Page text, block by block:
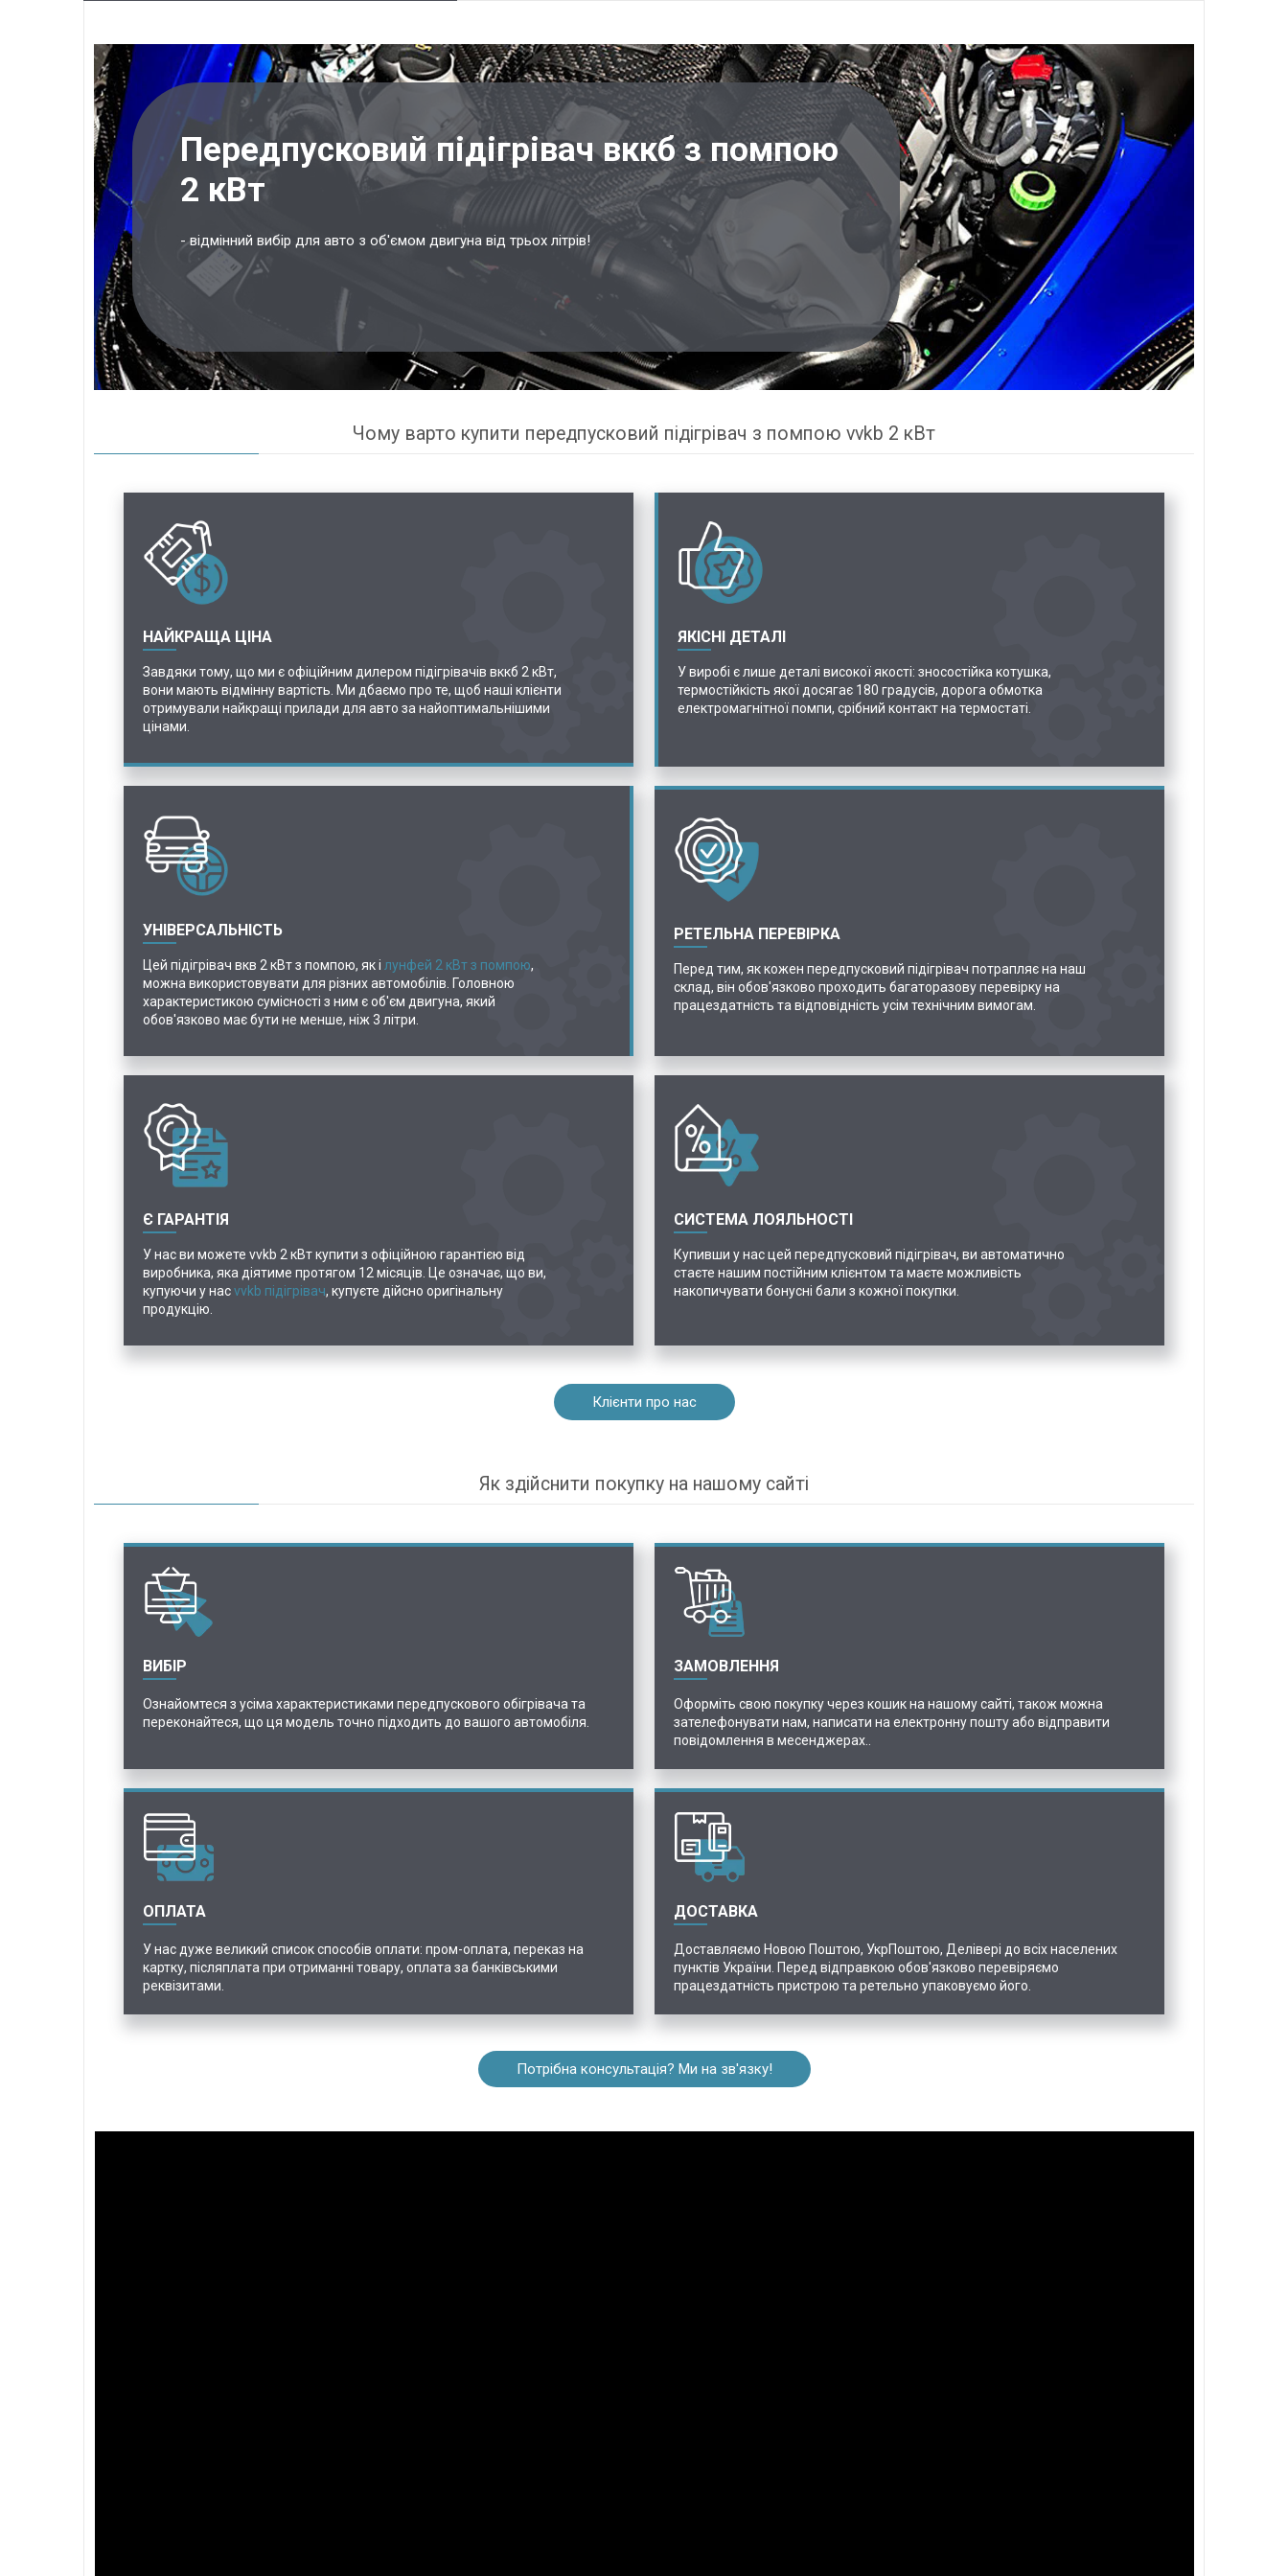
Передпусковий підігрівач вккб з помпою
2 кВт
- відмінний вибір для авто з об'ємом двигуна від трьох літрів!
Чому варто купити передпусковий підігрівач з помпою vvkb 2 кВт
НАЙКРАЩА ЦІНА
Завдяки тому, що ми є офіційним дилером підігрівачів вккб 2 кВт,
вони мають відмінну вартість. Ми дбаємо про те, щоб наші клієнти
отримували найкращі прилади для авто за найоптимальнішими
цінами.
ЯКІСНІ ДЕТАЛІ
У виробі є лише деталі високої якості: зносостійка котушка,
термостійкість якої досягає 180 градусів, дорога обмотка
електромагнітної помпи, срібний контакт на термостаті.
УНІВЕРСАЛЬНІСТЬ
Цей підігрівач вкв 2 кВт з помпою, як ілунфей 2 кВт з помпою,
можна використовувати для різних автомобілів. Головною
характеристикою сумісності з ним є об'єм двигуна, який
обов'язково має бути не менше, ніж 3 літри.
РЕТЕЛЬНА ПЕРЕВІРКА
Перед тим, як кожен передпусковий підігрівач потрапляє на наш
склад, він обов'язково проходить багаторазову перевірку на
працездатність та відповідність усім технічним вимогам.
Є ГАРАНТІЯ
У нас ви можете vvkb 2 кВт купити з офіційною гарантією від
виробника, яка діятиме протягом 12 місяців. Це означає, що ви,
купуючи у насvvkb підігрівач, купуєте дійсно оригінальну
продукцію.
СИСТЕМА ЛОЯЛЬНОСТІ
Купивши у нас цей передпусковий підігрівач, ви автоматично
стаєте нашим постійним клієнтом та маєте можливість
накопичувати бонусні бали з кожної покупки.
Клієнти про нас
Як здійснити покупку на нашому сайті
ВИБІР
Ознайомтеся з усіма характеристиками передпускового обігрівача та
переконайтеся, що ця модель точно підходить до вашого автомобіля.
ЗАМОВЛЕННЯ
Оформіть свою покупку через кошик на нашому сайті, також можна
зателефонувати нам, написати на електронну пошту або відправити
повідомлення в месенджерах..
ОПЛАТА
У нас дуже великий список способів оплати: пром-оплата, переказ на
картку, післяплата при отриманні товару, оплата за банківськими
реквізитами.
ДОСТАВКА
Доставляємо Новою Поштою, УкрПоштою, Делівері до всіх населених
пунктів України. Перед відправкою обов'язково перевіряємо
працездатність пристрою та ретельно упаковуємо його.
Потрібна консультація? Ми на зв'язку!